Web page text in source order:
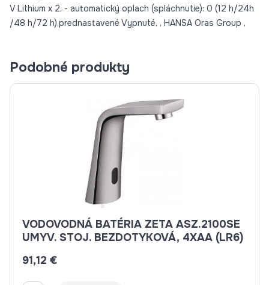
V Lithium x 2, - automatický oplach (spláchnutie): 0 (12 h/24h
/48 h/72 h),prednastavené Vypnuté, , HANSA Oras Group ,
Podobné produkty
VODOVODNÁ BATÉRIA ZETA ASZ.2100SE
UMYV. STOJ. BEZDOTYKOVÁ, 4XAA (LR6)
91,12 €